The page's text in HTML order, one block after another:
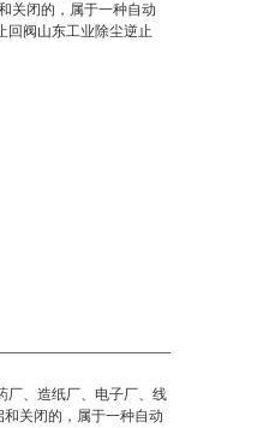
关闭的，属于一种自动
回阀山东工业除尘逆止
厂、造纸厂、电子厂、线
关闭的，属于一种自动